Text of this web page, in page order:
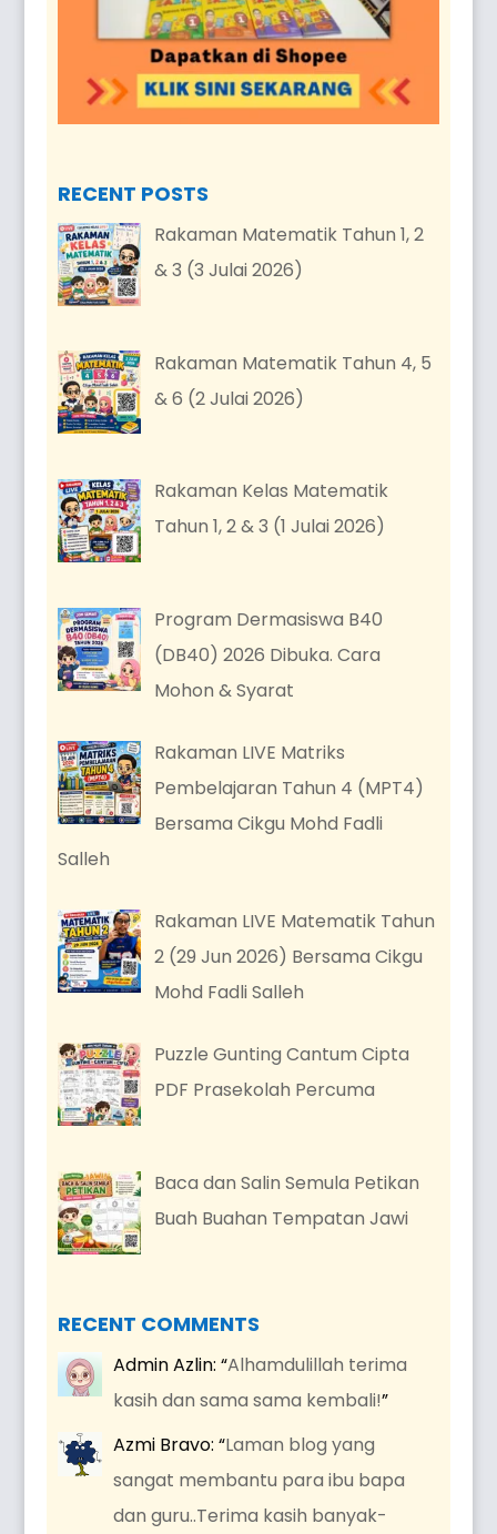
RECENT POSTS
Rakaman Matematik Tahun 1, 2
& 3 (3 Julai 2026)
Rakaman Matematik Tahun 4, 5
& 6 (2 Julai 2026)
Rakaman Kelas Matematik
Tahun 1, 2 & 3 (1 Julai 2026)
Program Dermasiswa B40
(DB40) 2026 Dibuka. Cara
Mohon & Syarat
Rakaman LIVE Matriks
Pembelajaran Tahun 4 (MPT4)
Bersama Cikgu Mohd Fadli
Salleh
Rakaman LIVE Matematik Tahun
2 (29 Jun 2026) Bersama Cikgu
Mohd Fadli Salleh
Puzzle Gunting Cantum Cipta
PDF Prasekolah Percuma
Baca dan Salin Semula Petikan
Buah Buahan Tempatan Jawi
RECENT COMMENTS
Admin Azlin: “Alhamdulillah terima
kasih dan sama sama kembali!”
Azmi Bravo: “Laman blog yang
sangat membantu para ibu bapa
dan guru..Terima kasih banyak-